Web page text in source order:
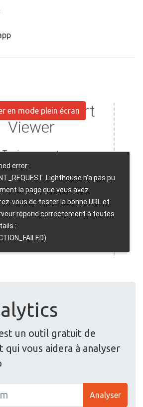
en mode plein écran
un outil gratuit de
vous aidera à analyser
Analyser